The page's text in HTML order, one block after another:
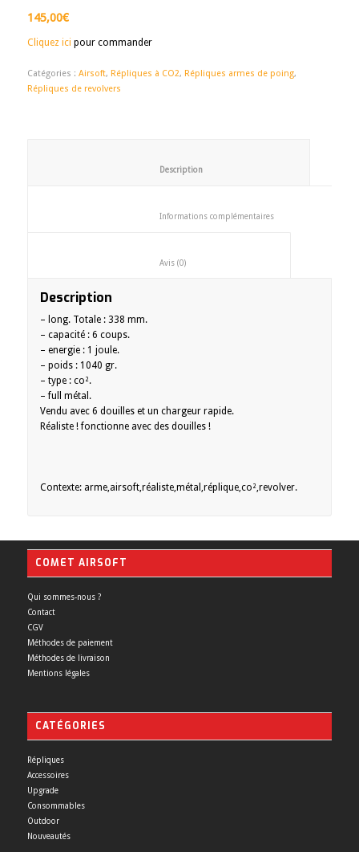
145,00€
Cliquez ici pour commander
Catégories : Airsoft, Répliques à CO2, Répliques armes de poing,
Répliques de revolvers
						Description
Informations
						Avis (0)
Description
– long. Totale : 338 mm.
– capacité : 6 coups.
– energie : 1 joule.
– poids : 1040 gr.
– type : co².
– full métal.
Vendu avec 6 douilles et un chargeur rapide.
Réaliste ! fonctionne avec des douilles !
Contexte: arme,airsoft,réaliste,métal,réplique,co²,revolver.
COMET AIRSOFT
Qui sommes-nous ?
Contact
CGV
Méthodes de paiement
Méthodes de livraison
Mentions légales
CATÉGORIES
Répliques
Accessoires
Upgrade
Consommables
Outdoor
Nouveautés